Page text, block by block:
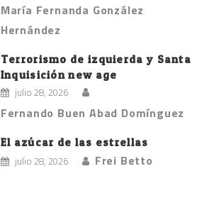
María Fernanda González
Hernández
Terrorismo de izquierda y Santa
Inquisición new age
julio 28, 2026
Fernando Buen Abad Domínguez
El azúcar de las estrellas
julio 28, 2026 Frei Betto